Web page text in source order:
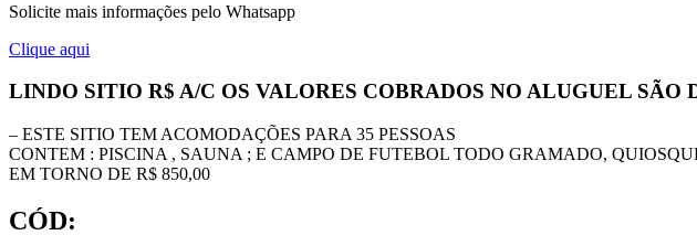
Solicite mais informações pelo Whatsapp
Clique aqui
LINDO SITIO R$ A/C OS VALORES COBRADOS NO ALUGUEL
– ESTE SITIO TEM ACOMODAÇÕES PARA 35 PESSOAS
CONTEM : PISCINA , SAUNA ; E CAMPO DE FUTEBOL TODO GRAMADO,
EM TORNO DE R$ 850,00
CÓD: